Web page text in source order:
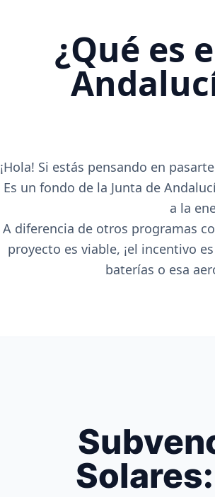
¿Qué es
¡Hola! Si estás pensando en
Es un fondo de la Junta de
a la
A diferencia de otros programas
proyecto es viable, ¡el incentivo
baterías o esa